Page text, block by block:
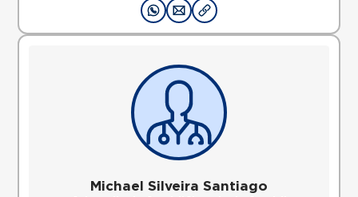
Michael Silveira Santiago